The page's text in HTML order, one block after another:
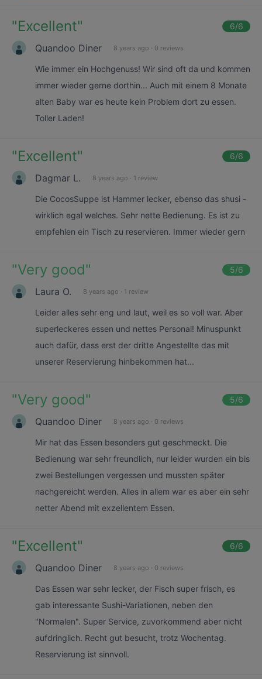
"Excellent" 6/6
Quandoo Diner 8 years ago · 0 reviews
Wie immer ein Hochgenuss! Wir sind oft da und kommen
immer wieder gerne dorthin... Auch mit einem 8 Monate
alten Baby war es heute kein Problem dort zu essen.
Toller Laden!
"Excellent" 6/6
Dagmar L. 8 years ago · 1 review
Die CocosSuppe ist Hammer lecker, ebenso das shusi -
wirklich egal welches. Sehr nette Bedienung. Es ist zu
empfehlen ein Tisch zu reservieren. Immer wieder gern
"Very good" 5/6
Laura O. 8 years ago · 1 review
Leider alles sehr eng und laut, weil es so voll war. Aber
superleckeres essen und nettes Personal! Minuspunkt
auch dafür, dass erst der dritte Angestellte das mit
unserer Reservierung hinbekommen hat...
"Very good" 5/6
Quandoo Diner 8 years ago · 0 reviews
Mir hat das Essen besonders gut geschmeckt. Die
Bedienung war sehr freundlich, nur leider wurden ein bis
zwei Bestellungen vergessen und mussten später
nachgereicht werden. Alles in allem war es aber ein sehr
netter Abend mit exzellentem Essen.
"Excellent" 6/6
Quandoo Diner 8 years ago · 0 reviews
Das Essen war sehr lecker, der Fisch super frisch, es
gab interessante Sushi-Variationen, neben den
"Normalen". Super Service, zuvorkommend aber nicht
aufdringlich. Recht gut besucht, trotz Wochentag.
Reservierung ist sinnvoll.